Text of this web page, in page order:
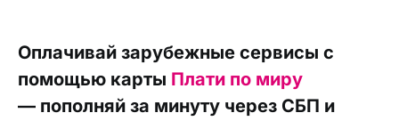
Оплачивай зарубежные сервисы с
помощью карты Плати по миру
— пополняй за минуту через СБП и